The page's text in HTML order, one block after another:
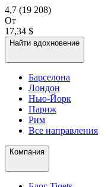
4,7 (19 208)
От
17,34 $
Найти вдохновение
Барселона
Лондон
Нью-Йорк
Париж
Рим
Все направления
Компания